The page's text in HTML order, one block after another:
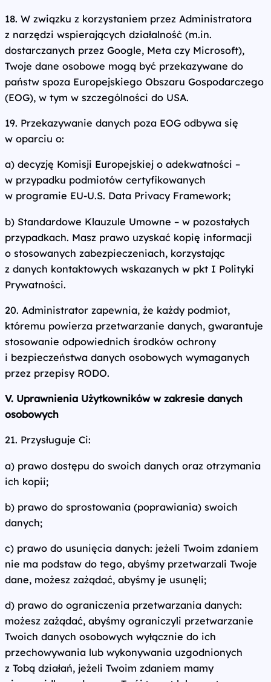
18. W związku z korzystaniem przez Administratora
z narzędzi wspierających działalność (m.in.
dostarczanych przez Google, Meta czy Microsoft),
Twoje dane osobowe mogą być przekazywane do
państw spoza Europejskiego Obszaru Gospodarczego
(EOG), w tym w szczególności do USA.
19. Przekazywanie danych poza EOG odbywa się
w oparciu o:
a) decyzję Komisji Europejskiej o adekwatności –
w przypadku podmiotów certyfikowanych
w programie EU-U.S. Data Privacy Framework;
b) Standardowe Klauzule Umowne – w pozostałych
przypadkach. Masz prawo uzyskać kopię informacji
o stosowanych zabezpieczeniach, korzystając
z danych kontaktowych wskazanych w pkt I Polityki
Prywatności.
20. Administrator zapewnia, że każdy podmiot,
któremu powierza przetwarzanie danych, gwarantuje
stosowanie odpowiednich środków ochrony
i bezpieczeństwa danych osobowych wymaganych
przez przepisy RODO.
V. Uprawnienia Użytkowników w zakresie danych
osobowych
21. Przysługuje Ci:
a) prawo dostępu do swoich danych oraz otrzymania
ich kopii;
b) prawo do sprostowania (poprawiania) swoich
danych;
c) prawo do usunięcia danych: jeżeli Twoim zdaniem
nie ma podstaw do tego, abyśmy przetwarzali Twoje
dane, możesz zażądać, abyśmy je usunęli;
d) prawo do ograniczenia przetwarzania danych:
możesz zażądać, abyśmy ograniczyli przetwarzanie
Twoich danych osobowych wyłącznie do ich
przechowywania lub wykonywania uzgodnionych
z Tobą działań, jeżeli Twoim zdaniem mamy